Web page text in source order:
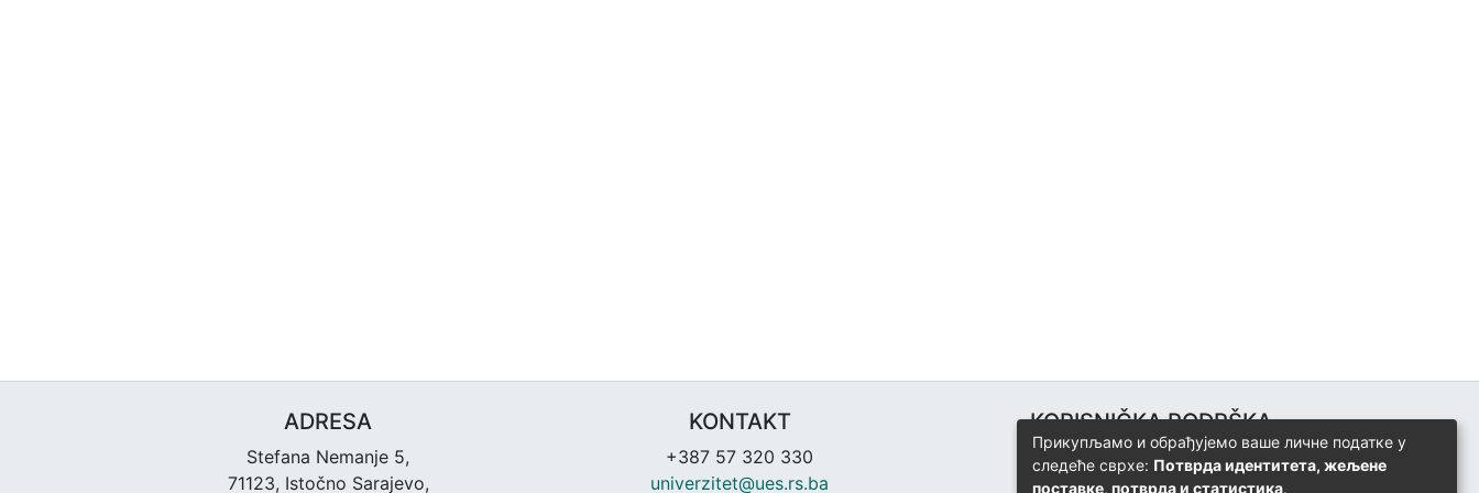
ADRESA
Stefana Nemanje 5,
71123, Istočno Sarajevo,
KONTAKT
+387 57 320 330
univerzitet@ues.rs.ba
KORISNIČKA PODRŠKA
Univerzitetski računarski centar
+387 57 320 140
Прикупљамо и обрађујемо ваше личне податке у
следеће сврхе: Потврда идентитета, жељене
поставке, потврда и статистика.